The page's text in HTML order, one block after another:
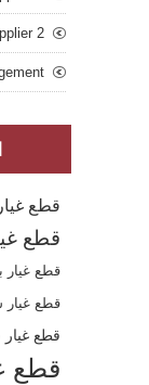
2
قطع
قطع
قطع غيار
قطع غيار
قطع غيار
قطع